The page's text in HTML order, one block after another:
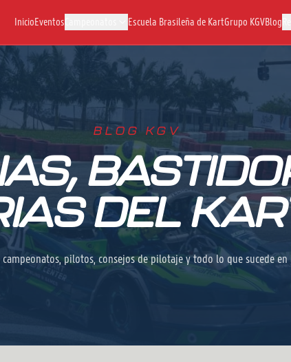
InicioEventos Escuela Brasileña de KartGrupo KGVBlog
BLOG KGV
DEL
pilotos, consejos de pilotaje y todo lo que sucede en